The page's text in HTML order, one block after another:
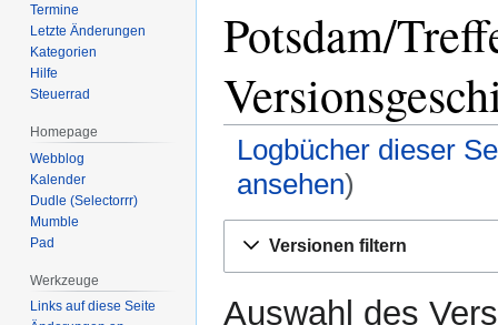
Potsdam/
Logbücher dieser
ansehen)
Navigation
Suche
Versionen filtern
Auswahl des
Termine
Letzte Änderungen
Kategorien
Hilfe
Steuerrad
Homepage
Webblog
Kalender
Dudle (Selectorrr)
Mumble
Pad
Werkzeuge
Links auf diese Seite